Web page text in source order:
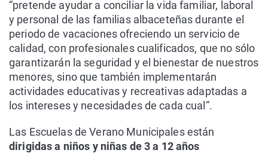
“pretende ayudar a conciliar la vida familiar, laboral
y personal de las familias albaceteñas durante el
periodo de vacaciones ofreciendo un servicio de
calidad, con profesionales cualificados, que no sólo
garantizarán la seguridad y el bienestar de nuestros
menores, sino que también implementarán
actividades educativas y recreativas adaptadas a
los intereses y necesidades de cada cual”.
Las Escuelas de Verano Municipales están
dirigidas a niños y niñas de 3 a 12 años